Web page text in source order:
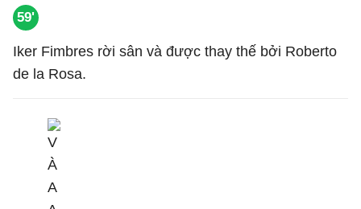
59'
Iker Fimbres rời sân và được thay thế bởi Roberto
de la Rosa.